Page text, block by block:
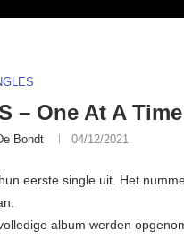
– One At A Time
Bondt 04/12/2021
eerste single uit. Het
album werden